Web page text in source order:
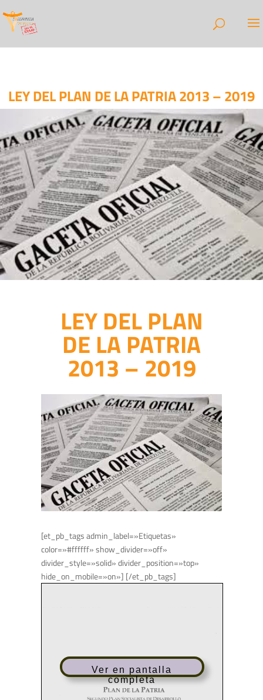
LEY DEL PLAN DE LA PATRIA 2013 – 2019
LEY DEL PLAN
DE LA PATRIA
2013 – 2019
[et_pb_tags admin_label=»Etiquetas»
color=»#ffffff» show_divider=»off»
divider_style=»solid» divider_position=»top»
hide_on_mobile=»on»] [/et_pb_tags]
Ver en pantalla
completa